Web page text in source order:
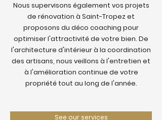
Nous supervisons également vos projets
de rénovation à Saint-Tropez et
proposons du déco coaching pour
optimiser l'attractivité de votre bien. De
l'architecture d'intérieur à la coordination
des artisans, nous veillons à l'entretien et
à l'amélioration continue de votre
propriété tout au long de l'année.
See our services